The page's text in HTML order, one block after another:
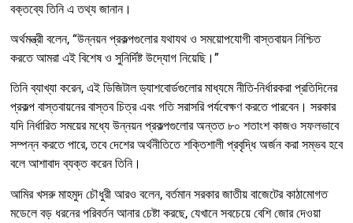
বক্তব্যে তিনি এ তথ্য জানান।
অর্থমন্ত্রী বলেন, “উন্নয়ন প্রকল্পগুলোর যথাযথ ও সময়োপযোগী বাস্তবায়ন নিশ্চিত
করতে আমরা এই বিশেষ ও সুনির্দিষ্ট উদ্যোগ নিয়েছি।”
তিনি ব্যাখ্যা করেন, এই ডিজিটাল ড্যাশবোর্ডগুলোর মাধ্যমে নীতি-নির্ধারকরা প্রতিদিনের
প্রকল্প বাস্তবায়নের বাস্তব চিত্র এবং গতি সরাসরি পর্যবেক্ষণ করতে পারবেন। সরকার
যদি নির্ধারিত সময়ের মধ্যে উন্নয়ন প্রকল্পগুলোর অন্তত ৮০ শতাংশ কাজও সফলভাবে
সম্পন্ন করতে পারে, তবে দেশের অর্থনীতিতে শক্তিশালী প্রবৃদ্ধি অর্জন করা সম্ভব হবে
বলে আশাবাদ ব্যক্ত করেন তিনি।
আমির খসরু মাহমুদ চৌধুরী আরও বলেন, বর্তমান সরকার জাতীয় বাজেটের কাঠামোগত
মডেলে বড় ধরনের পরিবর্তন আনার চেষ্টা করছে, যেখানে সবচেয়ে বেশি জোর দেওয়া